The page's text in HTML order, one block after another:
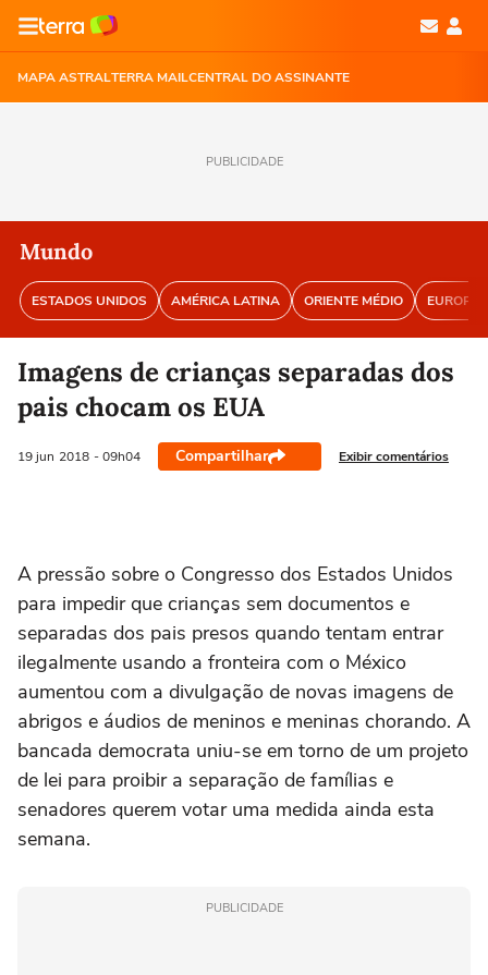
MAPA ASTRALTERRA MAILCENTRAL DO ASSINANTE
PUBLICIDADE
Mundo
ESTADOS UNIDOS AMÉRICA LATINA ORIENTE MÉDIO EUROPA
Imagens de crianças separadas dos
pais chocam os EUA
19 jun 2018 - 09h04 Compartilhar Exibir comentários
A pressão sobre o Congresso dos Estados Unidos
para impedir que crianças sem documentos e
separadas dos pais presos quando tentam entrar
ilegalmente usando a fronteira com o México
aumentou com a divulgação de novas imagens de
abrigos e áudios de meninos e meninas chorando. A
bancada democrata uniu-se em torno de um projeto
de lei para proibir a separação de famílias e
senadores querem votar uma medida ainda esta
semana.
PUBLICIDADE